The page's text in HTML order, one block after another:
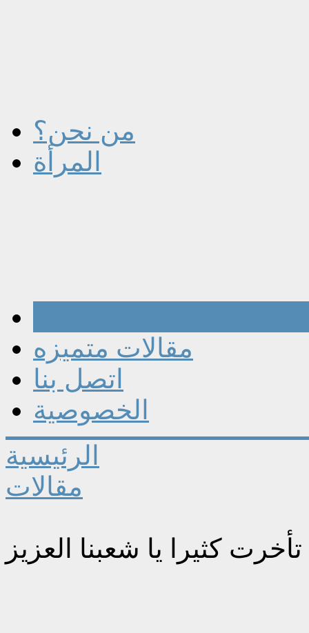
من نحن؟
المرأة
مقالات متميزه
اتصل بنا
الخصوصية
الرئيسية
مقالات
تأخرت كثيرا يا شعبنا العزيز